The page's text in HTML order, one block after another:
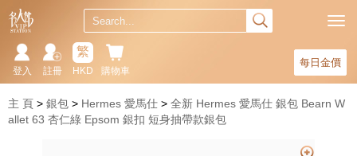
每日金價
購物車
繁
HKD
註冊
登入
主 頁 銀包 Hermes 愛馬仕
全新 Hermes 愛馬仕 銀包 Bearn W
allet 63 杏仁綠 Epsom 銀扣 短身抽帶款銀包